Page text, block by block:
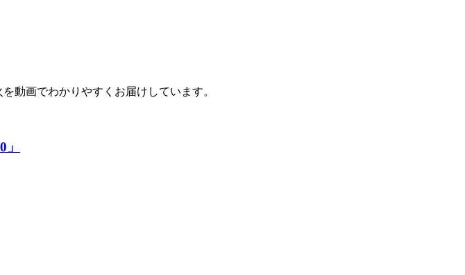
動画でわかりやすくお届けしています。